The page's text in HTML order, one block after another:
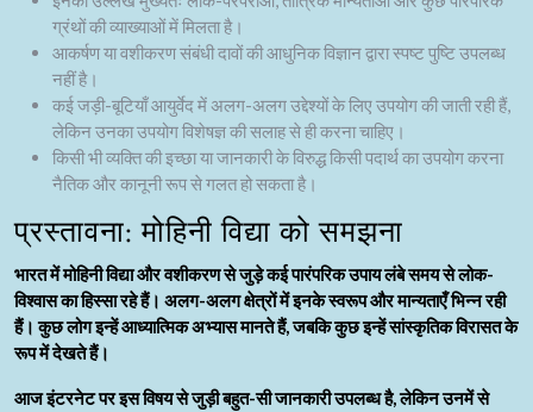
ग्रंथों की व्याख्याओं में मिलता है।
आकर्षण या वशीकरण संबंधी दावों की आधुनिक विज्ञान द्वारा स्पष्ट पुष्टि उपलब्ध
नहीं है।
कई जड़ी-बूटियाँ आयुर्वेद में अलग-अलग उद्देश्यों के लिए उपयोग की जाती रही हैं,
लेकिन उनका उपयोग विशेषज्ञ की सलाह से ही करना चाहिए।
किसी भी व्यक्ति की इच्छा या जानकारी के विरुद्ध किसी पदार्थ का उपयोग करना
नैतिक और कानूनी रूप से गलत हो सकता है।
प्रस्तावना: मोहिनी विद्या को समझना
भारत में मोहिनी विद्या और वशीकरण से जुड़े कई पारंपरिक उपाय लंबे समय से लोक-
विश्वास का हिस्सा रहे हैं। अलग-अलग क्षेत्रों में इनके स्वरूप और मान्यताएँ भिन्न रही
हैं। कुछ लोग इन्हें आध्यात्मिक अभ्यास मानते हैं, जबकि कुछ इन्हें सांस्कृतिक विरासत के
रूप में देखते हैं।
आज इंटरनेट पर इस विषय से जुड़ी बहुत-सी जानकारी उपलब्ध है, लेकिन उनमें से